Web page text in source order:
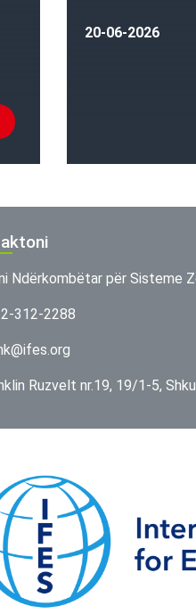
20-06-2026
Ndërkombëtar për Sisteme
312-2288
Ruzvelt nr.19, 19/1-5,